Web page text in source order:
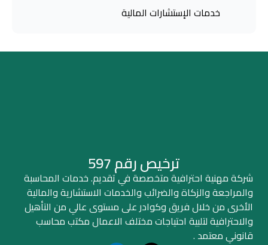
خدمات الإستشارات المالية
ترخيص رقم 597
شركة مهنية احترافية متخصصة في تقديم. خدمات المحاسبة
والمراجعة والزكاة والضرائب والخدمات الاستشارية والمالية
الأخرى من خلال فريق وكوادر على مستوى عالي من التأهيل
والاحترافية لتلبية احتياجات مختلف الاعمال مكتب محاسب
قانوني معتمد .